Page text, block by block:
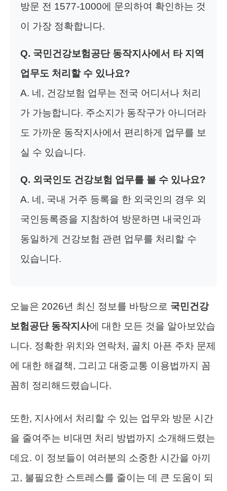
방문 전 1577-1000에 문의하여 확인하는 것
이 가장 정확합니다.
Q. 국민건강보험공단 동작지사에서 타 지역
업무도 처리할 수 있나요?
A. 네, 건강보험 업무는 전국 어디서나 처리
가 가능합니다. 주소지가 동작구가 아니더라
도 가까운 동작지사에서 편리하게 업무를 보
실 수 있습니다.
Q. 외국인도 건강보험 업무를 볼 수 있나요?
A. 네, 국내 거주 등록을 한 외국인의 경우 외
국인등록증을 지참하여 방문하면 내국인과
동일하게 건강보험 관련 업무를 처리할 수
있습니다.
오늘은 2026년 최신 정보를 바탕으로 국민건강
보험공단 동작지사에 대한 모든 것을 알아보았습
니다. 정확한 위치와 연락처, 골치 아픈 주차 문제
에 대한 해결책, 그리고 대중교통 이용법까지 꼼
꼼히 정리해드렸습니다.
또한, 지사에서 처리할 수 있는 업무와 방문 시간
을 줄여주는 비대면 처리 방법까지 소개해드렸는
데요. 이 정보들이 여러분의 소중한 시간을 아끼
고, 불필요한 스트레스를 줄이는 데 큰 도움이 되